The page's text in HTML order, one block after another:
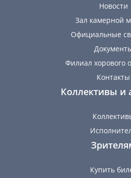
Новости
Зал камерной
Официальные
Филиал хорового
Контакты
Коллективы и
Купить